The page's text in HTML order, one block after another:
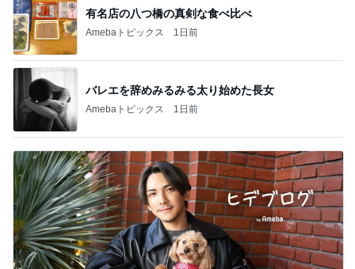
有名店の八つ橋の真剣な食べ比べ
Amebaトピックス 1日前
バレエを辞めみるみる太り始めた長女
Amebaトピックス 1日前